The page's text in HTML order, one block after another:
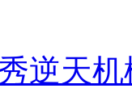
逆天机